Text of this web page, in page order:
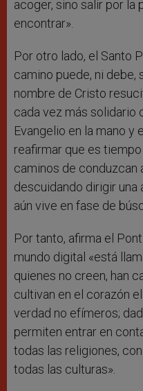
acoger, sino salir por la
encontrar».
Por otro lado, el Santo
camino puede, ni debe,
nombre de Cristo
cada vez más solidario
Evangelio en la mano y
reafirmar que es
caminos de conduzcan
descuidando dirigir una
aún vive en fase de
Por tanto, afirma el
mundo digital «está
quienes no creen, han
cultivan en el corazón
verdad no efímeros;
permiten entrar en
todas las religiones,
todas las culturas».